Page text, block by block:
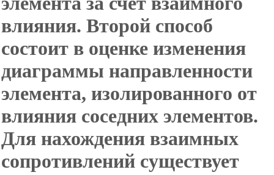
влияния. Второй способ
состоит в оценке изменения
диаграммы направленности
элемента, изолированного от
влияния соседних элементов.
Для нахождения взаимных
сопротивлений существует